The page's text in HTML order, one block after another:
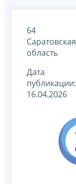
64
Саратовская
область
Дата
публикации:
16.04.2026